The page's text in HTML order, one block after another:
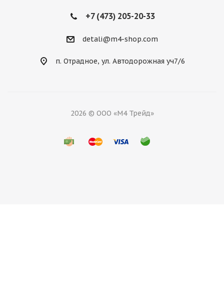
+7 (473) 205-20-33
detali@m4-shop.com
п. Отрадное, ул. Автодорожная уч7/6
2026 © ООО «М4 Трейд»